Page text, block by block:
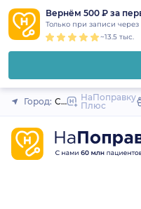
Вернём 500 ₽ за
Только при записи
~13.5 тыс.
Город: Санкт-Петербург
НаПоправку
Плюс